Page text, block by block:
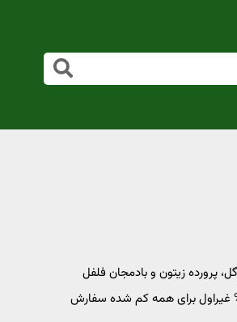
پرورده زیتون و بادمجان فلفل
با سرکه بالزامیک، لیمو، برگ مو، هفت بیجار و... نرخ نسبت به قیمت روی کالا تا 30% غیراول برای همه کم شده سفارش